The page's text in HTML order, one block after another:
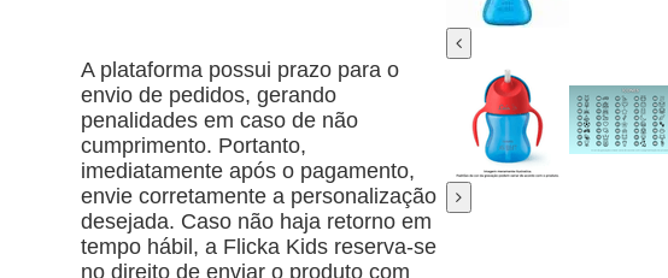
A plataforma possui prazo para o
envio de pedidos, gerando
penalidades em caso de não
cumprimento. Portanto,
imediatamente após o pagamento,
envie corretamente a personalização
desejada. Caso não haja retorno em
tempo hábil, a Flicka Kids reserva-se
no direito de enviar o produto com